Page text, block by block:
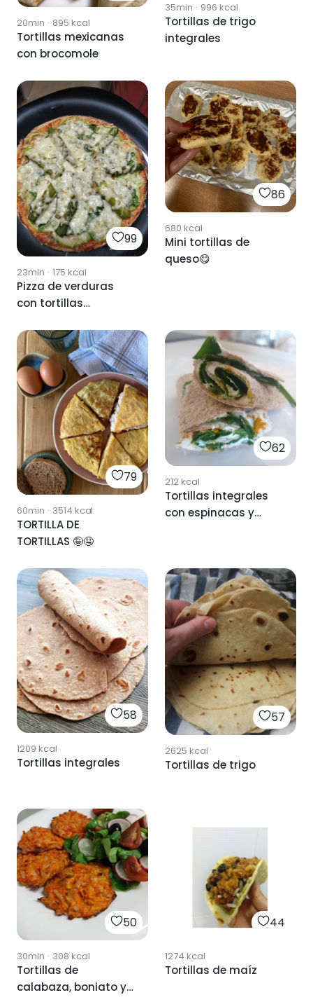
20min · 895 kcal
Tortillas mexicanas
con brocomole
35min · 996 kcal
Tortillas de trigo
integrales
99
23min · 175 kcal
Pizza de verduras
con tortillas
86
680 kcal
Mini tortillas de
queso😋
79
60min · 3514 kcal
TORTILLA DE
TORTILLAS 🤪🤤
62
212kcal
Tortillas integrales
con espinacas y
58
1209 kcal
Tortillas integrales
57
2625 kcal
Tortillas de trigo
50
30min · 308 kcal
Tortillas de
calabaza, boniato y
44
1274 kcal
Tortillas de maíz